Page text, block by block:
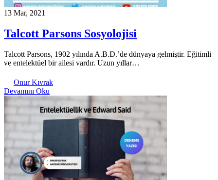
13 Mar, 2021
Talcott Parsons Sosyolojisi
Talcott Parsons, 1902 yılında A.B.D.’de dünyaya gelmiştir. Eğitimli
ve entelektüel bir ailesi vardır. Uzun yıllar…
Onur Kıvrak
Devamını Oku